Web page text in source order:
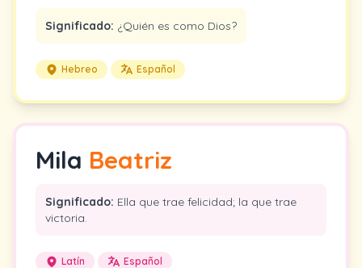
Significado: ¿Quién es como Dios?
Hebreo Español
Mila Beatriz
Significado: Ella que trae felicidad; la que trae
victoria.
Latín Español